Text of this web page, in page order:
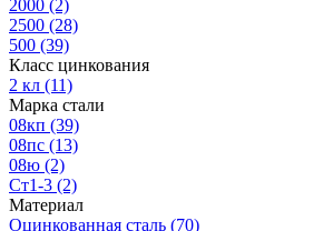
2000 (2)
2500 (28)
500 (39)
Класс цинкования
2 кл (11)
Марка стали
08кп (39)
08пс (13)
08ю (2)
Ст1-3 (2)
Материал
Оцинкованная сталь (70)